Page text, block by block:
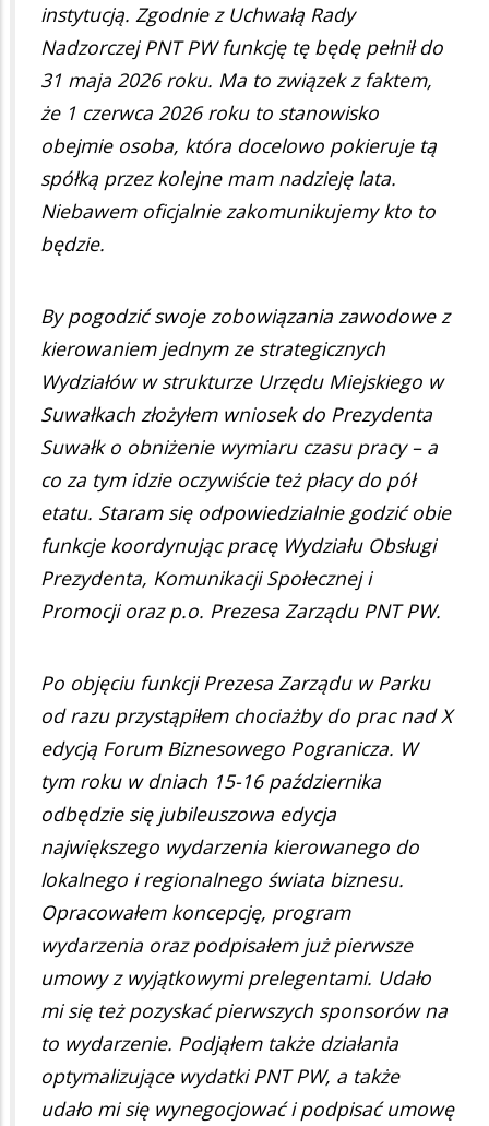
instytucją. Zgodnie z Uchwałą Rady
Nadzorczej PNT PW funkcję tę będę pełnił do
31 maja 2026 roku. Ma to związek z faktem,
że 1 czerwca 2026 roku to stanowisko
obejmie osoba, która docelowo pokieruje tą
spółką przez kolejne mam nadzieję lata.
Niebawem oficjalnie zakomunikujemy kto to
będzie.
By pogodzić swoje zobowiązania zawodowe z
kierowaniem jednym ze strategicznych
Wydziałów w strukturze Urzędu Miejskiego w
Suwałkach złożyłem wniosek do Prezydenta
Suwałk o obniżenie wymiaru czasu pracy – a
co za tym idzie oczywiście też płacy do pół
etatu. Staram się odpowiedzialnie godzić obie
funkcje koordynując pracę Wydziału Obsługi
Prezydenta, Komunikacji Społecznej i
Promocji oraz p.o. Prezesa Zarządu PNT PW.
Po objęciu funkcji Prezesa Zarządu w Parku
od razu przystąpiłem chociażby do prac nad X
edycją Forum Biznesowego Pogranicza. W
tym roku w dniach 15-16 października
odbędzie się jubileuszowa edycja
największego wydarzenia kierowanego do
lokalnego i regionalnego świata biznesu.
Opracowałem koncepcję, program
wydarzenia oraz podpisałem już pierwsze
umowy z wyjątkowymi prelegentami. Udało
mi się też pozyskać pierwszych sponsorów na
to wydarzenie. Podjąłem także działania
optymalizujące wydatki PNT PW, a także
udało mi się wynegocjować i podpisać umowę